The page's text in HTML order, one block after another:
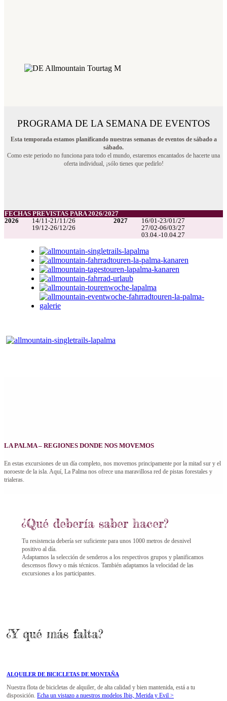
PROGRAMA DE LA SEMANA DE EVENTOS
Esta temporada estamos planificando nuestras semanas de eventos de sábado a
sábado.
Como este periodo no funciona para todo el mundo, estaremos encantados de hacerte una
oferta individual, ¡sólo tienes que pedirlo!
FECHAS PREVISTAS PARA 2026/2027
2026
14/11-21/11/26 2027
16/01-23/01/27
19/12-26/12/26
27/02-06/03/27
03.04.-10.04.27
LA PALMA – REGIONES DONDE NOS MOVEMOS
En estas excursiones de un día completo, nos movemos principamente por la mitad sur y el
noroeste de la isla. Aquí, La Palma nos ofrece una maravillosa red de pistas forestales y
trialeras.
¿Qué debería saber hacer?
Tu resistencia debería ser suficiente para unos 1000 metros de desnivel
positivo al día.
Adaptamos la selección de senderos a los respectivos grupos y planificamos
descensos flowy o más técnicos. También adaptamos la velocidad de las
excursiones a los participantes.
¿Y qué más falta?
ALQUILER DE BICICLETAS DE MONTAÑA
Nuestra flota de bicicletas de alquiler, de alta calidad y bien mantenida, está a tu
disposición. Echa un vistazo a nuestros modelos Ibis, Merida y Evil >